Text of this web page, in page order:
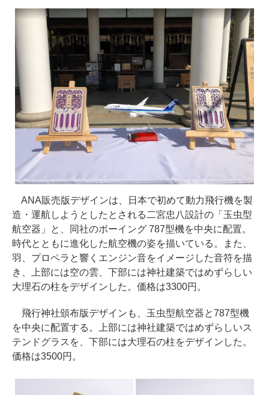
ANA販売版デザインは、日本で初めて動力飛行機を製
造・運航しようとしたとされる二宮忠八設計の「玉虫型
航空器」と、同社のボーイング 787型機を中央に配置。
時代とともに進化した航空機の姿を描いている。また、
羽、プロペラと響くエンジン音をイメージした音符を描
き、上部には空の雲、下部には神社建築ではめずらしい
大理石の柱をデザインした。価格は3300円。
飛行神社頒布版デザインも、玉虫型航空器と787型機
を中央に配置する。上部には神社建築ではめずらしいス
テンドグラスを、下部には大理石の柱をデザインした。
価格は3500円。